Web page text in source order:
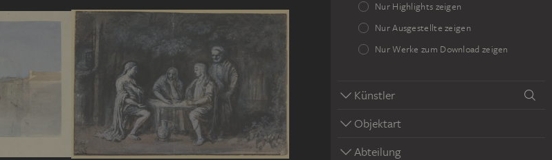
Nur Highlights zeigen
Nur Ausgestellte zeigen
Nur Werke zum Download zeigen
Künstler
Objektart
Abteilung